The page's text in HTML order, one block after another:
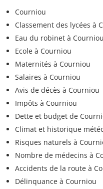
Courniou
Classement des lycées à
Eau du robinet à Courniou
Ecole à Courniou
Maternités à Courniou
Salaires à Courniou
Avis de décès à Courniou
Impôts à Courniou
Dette et budget de
Climat et historique
Risques naturels à
Nombre de médecins à
Accidents de la route à
Délinquance à Courniou